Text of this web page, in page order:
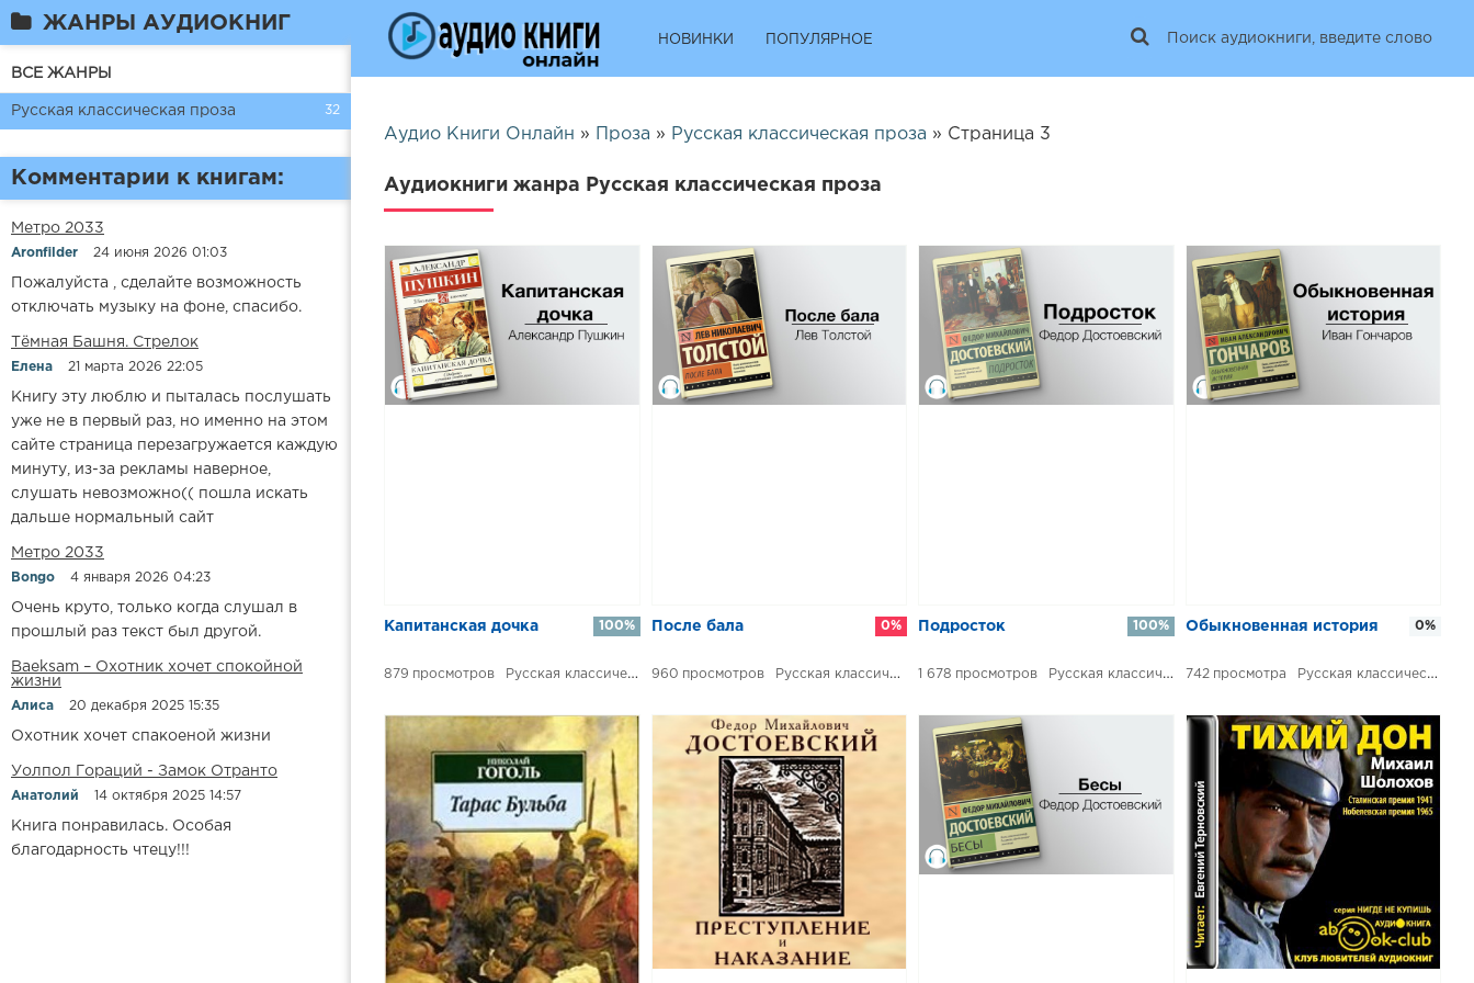
ЖАНРЫ АУДИОКНИГ
ВСЕ ЖАНРЫ
Русская классическая проза 32
Комментарии к книгам:
Метро 2033
Aronfilder 24 июня 2026 01:03
Пожалуйста , сделайте возможность
отключать музыку на фоне, спасибо.
​​Тёмная Башня. Стрелок
Елена 21 марта 2026 22:05
Книгу эту люблю и пыталась послушать
уже не в первый раз, но именно на этом
сайте страница перезагружается каждую
минуту, из-за рекламы наверное,
слушать невозможно(( пошла искать
дальше нормальный сайт
Метро 2033
Bongo 4 января 2026 04:23
Очень круто, только когда слушал в
прошлый раз текст был другой.
Baeksam – Охотник хочет спокойной
жизни
Алиса 20 декабря 2025 15:35
Охотник хочет спакоеной жизни
Уолпол Гораций - Замок Отранто
Анатолий 14 октября 2025 14:57
Книга понравилась. Особая
благодарность чтецу!!!
НОВИНКИ ПОПУЛЯРНОЕ
Аудио Книги Онлайн » Проза » Русская классическая проза » Страница 3
Аудиокниги жанра Русская классическая проза
Капитанская дочка
879 Русская классическая проза
100% После бала
960 Русская классическая проза
0% Подросток
1 678 Русская классическая проза
100% Обыкновенная история
742 Русская классическая проза
0%